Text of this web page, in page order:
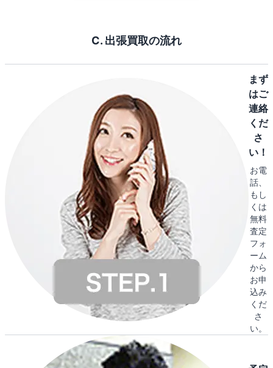
C. 出張買取の流れ
まず
はご
連絡
くだ
さ
い！
お電
話、
もし
くは
無料
査定
フォ
ーム
から
お申
込み
くだ
さ
い。